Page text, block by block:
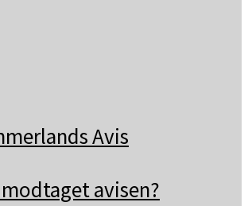
Avis
avisen?